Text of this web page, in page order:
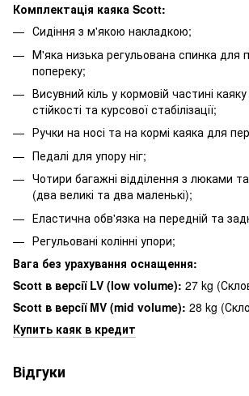
Комплектація каяка Scott:
Сидіння з м'якою накладкою;
М'яка низька регульована спинка для
попереку;
Висувний кіль у кормовій частині
стійкості та курсової стабілізації;
Ручки на носі та на кормі каяка для
Педалі для упору ніг;
Чотири багажні відділення з люками
(два великі та два маленькі);
Еластична обв'язка на передній та
Регульовані колінні упори;
Вага без урахування оснащення:
Scott в версії LV (low volume): 27 kg
Scott в версії MV (mid volume): 28 kg
Купить каяк в кредит
Відгуки